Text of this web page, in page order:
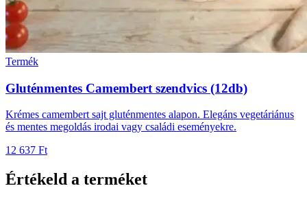
Termék
Gluténmentes Camembert szendvics (12db)
Krémes camembert sajt gluténmentes alapon. Elegáns vegetáriánus
és mentes megoldás irodai vagy családi eseményekre.
12 637 Ft
Értékeld a terméket